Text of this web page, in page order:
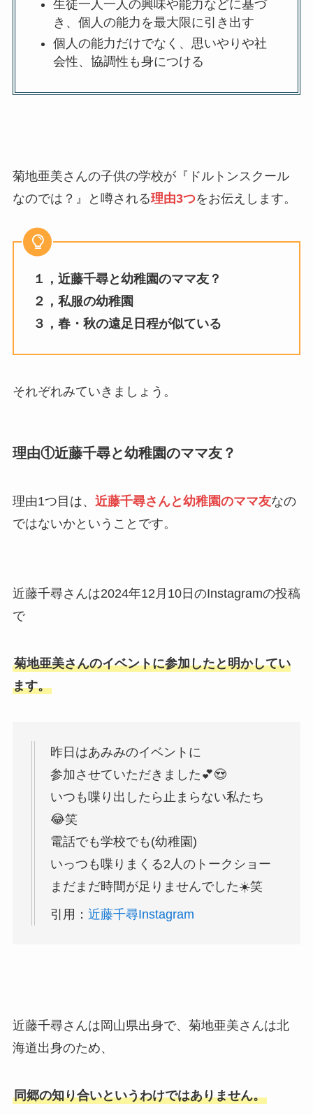
生徒一人一人の興味や能力などに基づ
き、個人の能力を最大限に引き出す
個人の能力だけでなく、思いやりや社
会性、協調性も身につける
菊地亜美さんの子供の学校が『ドルトンスクール
なのでは？』と噂される理由3つをお伝えします。
１，近藤千尋と幼稚園のママ友？
２，私服の幼稚園
３，春・秋の遠足日程が似ている
それぞれみていきましょう。
理由①近藤千尋と幼稚園のママ友？
理由1つ目は、 近藤千尋さんと幼稚園のママ友なの
ではないかということです。
近藤千尋さんは2024年12月10日のInstagramの投稿
で
菊地亜美さんのイベントに参加したと明かしてい
ます。
昨日はあみみのイベントに
参加させていただきました💕😍
いつも喋り出したら止まらない私たち
😂笑
電話でも学校でも(幼稚園)
いっつも喋りまくる2人のトークショー
まだまだ時間が足りませんでした☀️笑
引用： 近藤千尋Instagram
近藤千尋さんは岡山県出身で、菊地亜美さんは北
海道出身のため、
同郷の知り合いというわけではありません。